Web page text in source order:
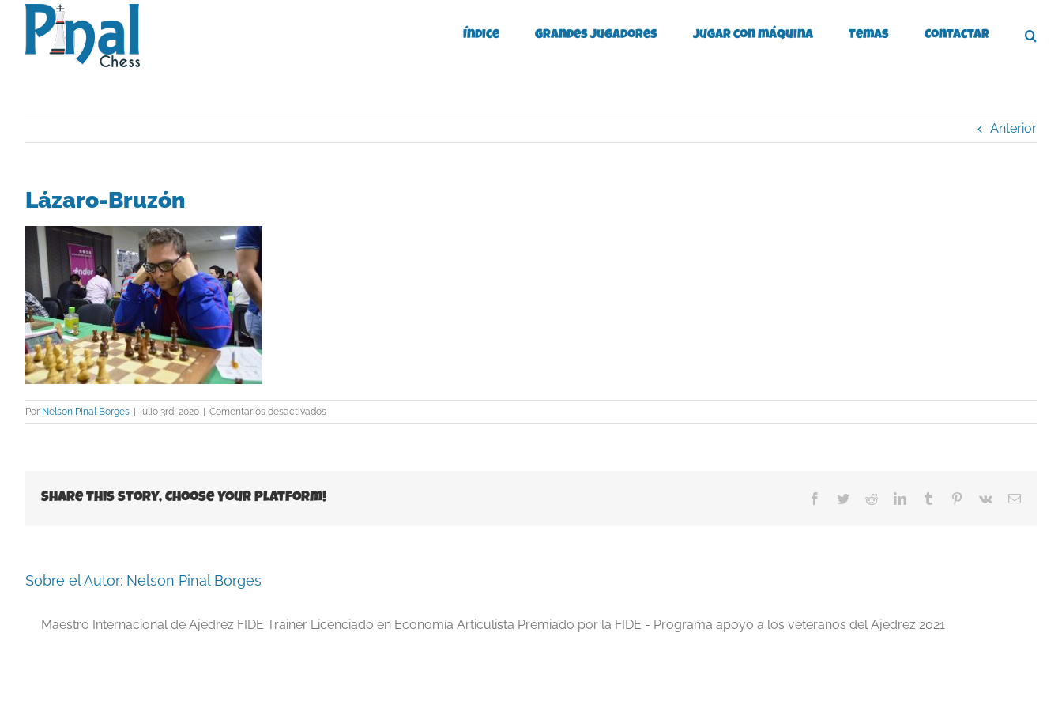
Saltar
contenido
Índice Grandes Jugadores Jugar con máquina Temas Contactar
Anterior
Lázaro-Bruzón
Por Nelson Pinal Borges | julio 3rd, 2020 | Comentarios desactivadosen
Lázaro-
Share This Story, Choose Your Platform! Facebook
TwitterRedditLinkedInTumblr Pinterest
Vk
Correo
Sobre el Autor: Nelson Pinal Borges
Maestro Internacional de Ajedrez FIDE Trainer Licenciado en Economía Articulista Premiado por la FIDE - Programa apoyo a los veteranos del Ajedrez 2021